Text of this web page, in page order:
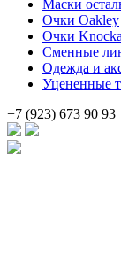
Маски
Очки Oakley
Очки
Сменные
Одежда и
Уцененные
+7 (923) 673 90 93